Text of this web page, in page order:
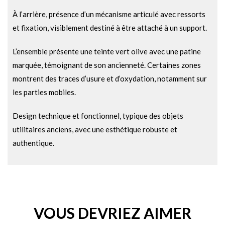
À l’arrière, présence d’un mécanisme articulé avec ressorts
et fixation, visiblement destiné à être attaché à un support.
L’ensemble présente une teinte vert olive avec une patine
marquée, témoignant de son ancienneté. Certaines zones
montrent des traces d’usure et d’oxydation, notamment sur
les parties mobiles.
Design technique et fonctionnel, typique des objets
utilitaires anciens, avec une esthétique robuste et
authentique.
VOUS DEVRIEZ AIMER